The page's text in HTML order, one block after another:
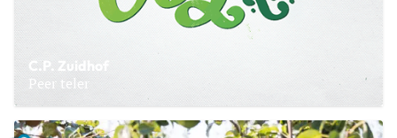
C.P. Zuidhof
Peer teler
Lees meer over C.P. Zuidhof